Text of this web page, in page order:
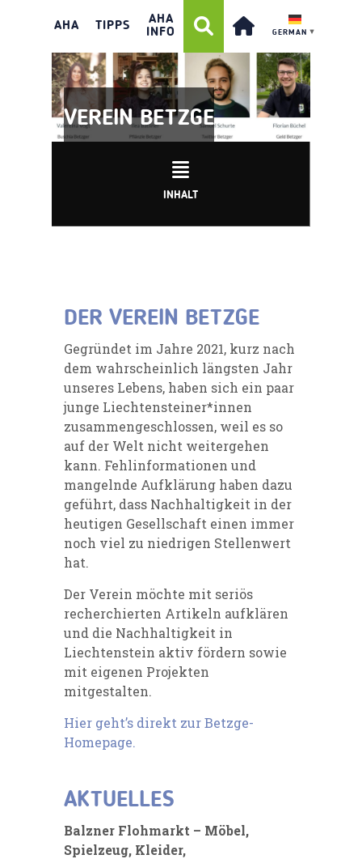
AHA TIPPS
AHA
INFO
GERMAN ▼
VEREIN BETZGE
INHALT
DER VEREIN BETZGE
Gegründet im Jahre 2021, kurz nach
dem wahrscheinlich längsten Jahr
unseres Lebens, haben sich ein paar
junge Liechtensteiner*innen
zusammengeschlossen, weil es so
auf der Welt nicht weitergehen
kann. Fehlinformationen und
mangelnde Aufklärung haben dazu
geführt, dass Nachhaltigkeit in der
heutigen Gesellschaft einen immer
noch viel zu niedrigen Stellenwert
hat.
Der Verein möchte mit seriös
recherchierten Artikeln aufklären
und die Nachhaltigkeit in
Liechtenstein aktiv fördern sowie
mit eigenen Projekten
mitgestalten.
Hier geht’s direkt zur Betzge-
Homepage.
AKTUELLES
Balzner Flohmarkt – Möbel,
Spielzeug, Kleider,